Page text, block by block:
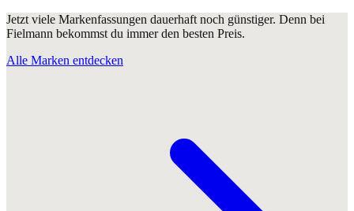
Jetzt viele Markenfassungen dauerhaft noch günstiger. Denn bei
Fielmann bekommst du immer den besten Preis.
Alle Marken entdecken